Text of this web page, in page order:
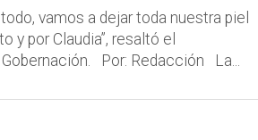
vamos a dejar toda nuestra piel
y por Claudia”, resaltó el
Por: Redacción La...